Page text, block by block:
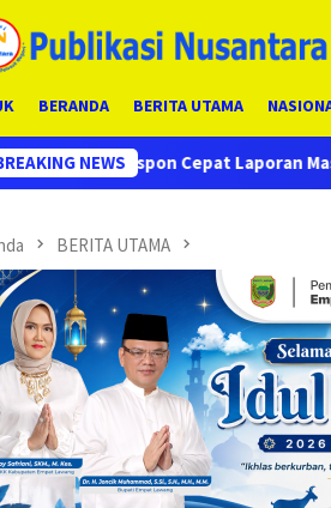
BERANDA BERITA UTAMA
NEWS
Laporan Masyarakat, Polres Empat
BERITA UTAMA